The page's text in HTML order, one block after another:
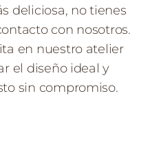
deliciosa, no tienes
con nosotros.
en nuestro atelier
el diseño ideal y
sin compromiso.